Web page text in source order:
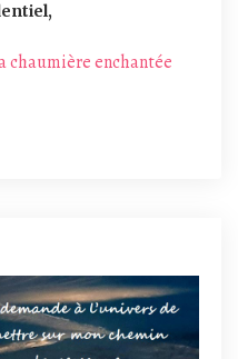
chaumière enchantée